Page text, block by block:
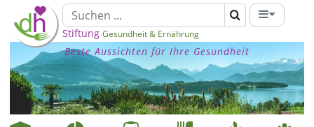
Stiftung Gesundheit & Ernährung
Beste Aussichten für Ihre Gesundheit